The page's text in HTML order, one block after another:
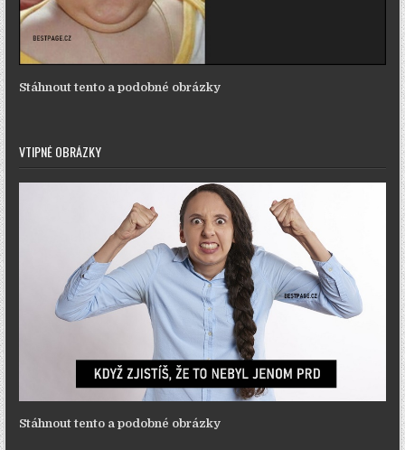
Stáhnout tento a podobné obrázky
VTIPNÉ OBRÁZKY
Stáhnout tento a podobné obrázky